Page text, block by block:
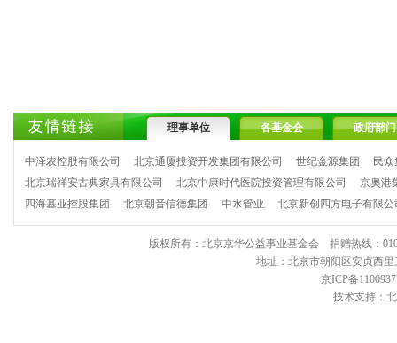
理事单位 各基金会 政府部门
中泽农控股有限公司 北京通厦投资开发集团有限公司 世纪金源集团
民
北京瑞祥安古典家具有限公司
北京中康时代医院投资管理有限公司
京奥港
四海基业控股集团
北京朝音信德集团 中水管业 北京新创四方电子有限公
版权所有：北京京华公益事业基金会 捐赠热线：
地址：北京市朝阳区安贞西
京ICP备
技术支持：